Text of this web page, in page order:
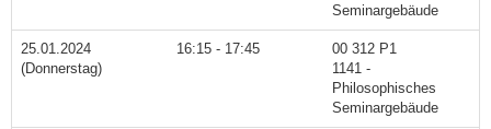
Seminargebäude
25.01.2024
(Donnerstag)
16:15 - 17:45
00 312 P1
1141 -
Philosophisches
Seminargebäude